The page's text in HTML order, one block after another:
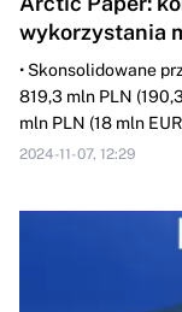
wykorzystania
• Skonsolidowane
819,3 mln PLN
mln PLN (18 mln
2024-11-07, 12:29